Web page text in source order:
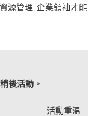
源管理, 企業領袖才能
後活動。
活動重温